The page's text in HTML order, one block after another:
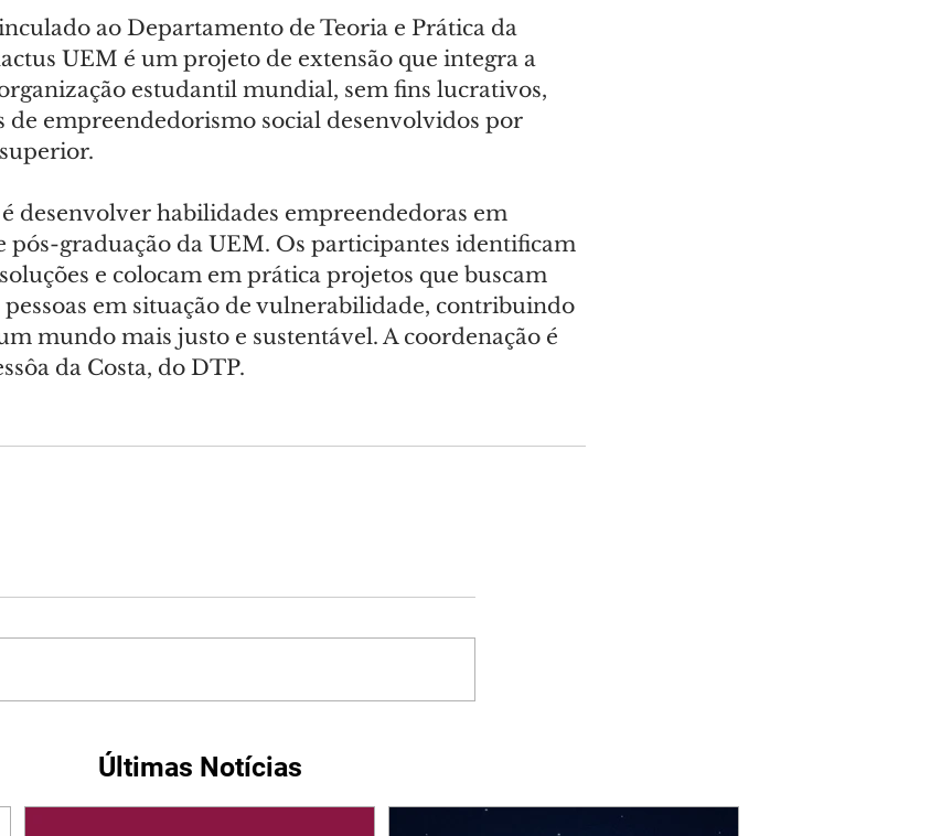
ao Departamento de Teoria e Prática da
UEM é um projeto de extensão que integra a
estudantil mundial, sem fins lucrativos,
de empreendedorismo social desenvolvidos por
desenvolver habilidades empreendedoras em
pós-graduação da UEM. Os participantes identificam
e colocam em prática projetos que buscam
em situação de vulnerabilidade, contribuindo
mundo mais justo e sustentável. A coordenação é
da Costa, do DTP.
Últimas Notícias